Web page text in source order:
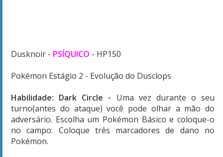
Dusknoir - PSÍQUICO - HP150
Pokémon Estágio 2 - Evolução do Dusclops
Habilidade: Dark Circle - Uma vez durante o seu
turno(antes do ataque) você pode olhar a mão do
adversário. Escolha um Pokémon Básico e coloque-o
no campo. Coloque três marcadores de dano no
Pokémon.